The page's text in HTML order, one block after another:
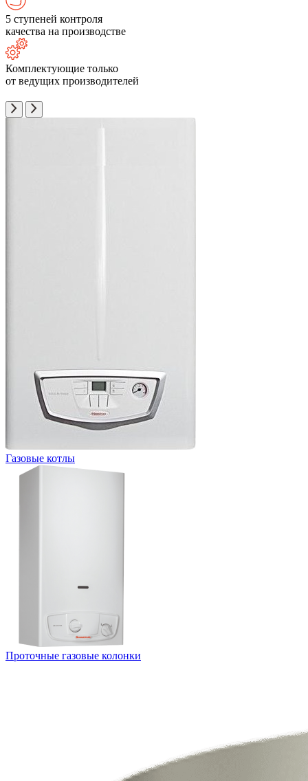
5 ступеней контроля
качества на производстве
Комплектующие только
от ведущих производителей
Газовые котлы
Проточные газовые колонки